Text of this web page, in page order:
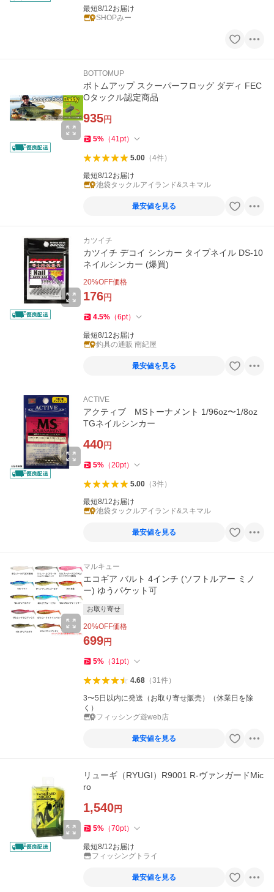
最短8/12お届け
SHOPみー
BOTTOMUP
ボトムアップ スクーパーフロッグ ダディ FEC
Oタックル認定商品
935円
5% （41pt）
5.00（4件）
最短8/12お届け
池袋タックルアイランド&スキマル
最安値を見る
カツイチ
カツイチ デコイ シンカー タイプネイル DS-10
ネイルシンカー (爆買)
20%OFF価格
176円
4.5% （6pt）
最短8/12お届け
釣具の通販 南紀屋
最安値を見る
ACTIVE
アクティブ MSトーナメント 1/96oz〜1/8oz
TGネイルシンカー
440円
5% （20pt）
5.00（3件）
最短8/12お届け
池袋タックルアイランド&スキマル
最安値を見る
マルキュー
エコギア バルト 4インチ (ソフトルアー ミノ
ー) ゆうパケット可
お取り寄せ
20%OFF価格
699円
5% （31pt）
4.68（31件）
3〜5日以内に発送（お取り寄せ販売）（休業日を除
く）
フィッシング遊web店
最安値を見る
リューギ（RYUGI）R9001 R-ヴァンガードMic
ro
1,540円
5% （70pt）
最短8/12お届け
フィッシングトライ
最安値を見る